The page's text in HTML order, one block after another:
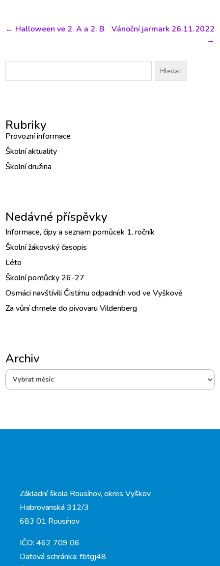
← Halloween ve 2. A a 2. B
Vánoční jarmark 26.11.2022
→
Vyhledávání
Rubriky
Provozní informace
Školní aktuality
Školní družina
Nedávné příspěvky
Informace, čipy a seznam pomůcek 1. ročník
Školní žákovský časopis
Léto
Školní pomůcky 26-27
Osmáci navštívili Čistírnu odpadních vod ve Vyškově
Za vůní chmele do pivovaru Vildenberg
ArchivArchiv
Základní škola Rousínov, okres Vyškov
Habrovanská 312/3
683 01 Rousínov
IČO: 462 709 06
Datová schránka: fbtgj48